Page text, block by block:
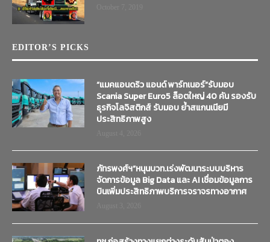
EDITOR’S PICKS
“แมคแอนดริว แอนด์ พาร์ทเนอร์”รับมอบ
Scania Super Euro5 ล็อตใหญ่ 40 คัน รองรับ
ธุรกิจโลจิสติกส์ รับมอบ ย้ำสแกนเนียมี
ประสิทธิภาพสูง
ภัทรพงศ์ฯ”หนุนบวท.เร่งพัฒนาระบบบริหาร
จัดการข้อมูล Big Data และ AI เชื่อมข้อมูลการ
บินเพิ่มประสิทธิภาพบริการจราจรทางอากาศ